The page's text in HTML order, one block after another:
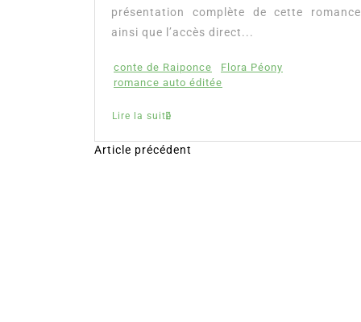
présentation complète de cette romance
ainsi que l’accès direct...
conte de Raiponce
Flora Péony
romance auto éditée
Lire la suite
N
Article précédent